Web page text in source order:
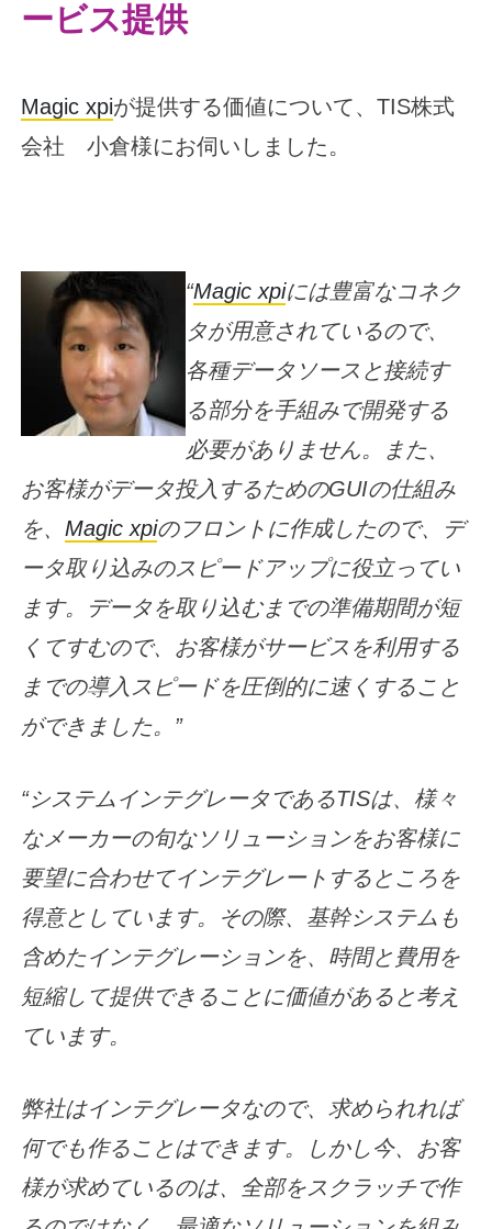
ービス提供
Magic xpiが提供する価値について、TIS株式
会社 小倉様にお伺いしました。
“Magic xpiには豊富なコネク
タが用意されているので、
各種データソースと接続す
る部分を手組みで開発する
必要がありません。また、
お客様がデータ投入するためのGUIの仕組み
を、Magic xpiのフロントに作成したので、デ
ータ取り込みのスピードアップに役立ってい
ます。データを取り込むまでの準備期間が短
くてすむので、お客様がサービスを利用する
までの導入スピードを圧倒的に速くすること
ができました。”
“システムインテグレータであるTISは、様々
なメーカーの旬なソリューションをお客様に
要望に合わせてインテグレートするところを
得意としています。その際、基幹システムも
含めたインテグレーションを、時間と費用を
短縮して提供できることに価値があると考え
ています。
弊社はインテグレータなので、求められれば
何でも作ることはできます。しかし今、お客
様が求めているのは、全部をスクラッチで作